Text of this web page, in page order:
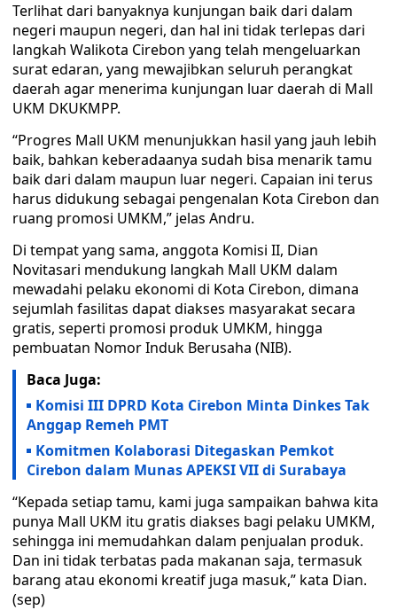
Terlihat dari banyaknya kunjungan baik dari dalam
negeri maupun negeri, dan hal ini tidak terlepas dari
langkah Walikota Cirebon yang telah mengeluarkan
surat edaran, yang mewajibkan seluruh perangkat
daerah agar menerima kunjungan luar daerah di Mall
UKM DKUKMPP.
“Progres Mall UKM menunjukkan hasil yang jauh lebih
baik, bahkan keberadaanya sudah bisa menarik tamu
baik dari dalam maupun luar negeri. Capaian ini terus
harus didukung sebagai pengenalan Kota Cirebon dan
ruang promosi UMKM,” jelas Andru.
Di tempat yang sama, anggota Komisi II, Dian
Novitasari mendukung langkah Mall UKM dalam
mewadahi pelaku ekonomi di Kota Cirebon, dimana
sejumlah fasilitas dapat diakses masyarakat secara
gratis, seperti promosi produk UMKM, hingga
pembuatan Nomor Induk Berusaha (NIB).
Baca Juga:
Komisi III DPRD Kota Cirebon Minta Dinkes Tak
Anggap Remeh PMT
Komitmen Kolaborasi Ditegaskan Pemkot
Cirebon dalam Munas APEKSI VII di Surabaya
“Kepada setiap tamu, kami juga sampaikan bahwa kita
punya Mall UKM itu gratis diakses bagi pelaku UMKM,
sehingga ini memudahkan dalam penjualan produk.
Dan ini tidak terbatas pada makanan saja, termasuk
barang atau ekonomi kreatif juga masuk,” kata Dian.
(sep)